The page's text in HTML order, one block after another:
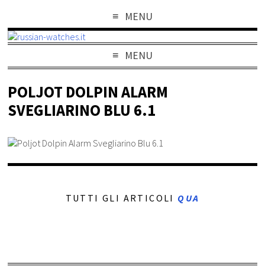
MENU
MENU
POLJOT DOLPIN ALARM
SVEGLIARINO BLU 6.1
TUTTI GLI ARTICOLI QUA